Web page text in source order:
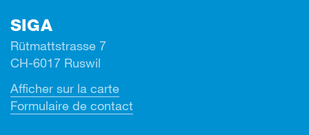
SIGA
Rütmattstrasse 7
CH-6017 Ruswil
Afficher sur la carte
Formulaire de contact